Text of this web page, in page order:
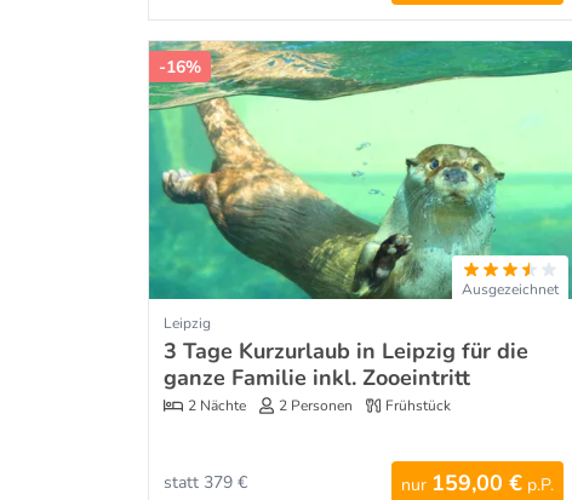
-16%
Ausgezeichnet
Leipzig
3 Tage Kurzurlaub in Leipzig für die
ganze Familie inkl. Zooeintritt
2 Nächte 2 Personen Frühstück
nur 159,00 € p.P.
statt 379 €